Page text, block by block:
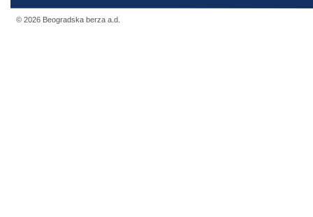
© 2026 Beogradska berza a.d.